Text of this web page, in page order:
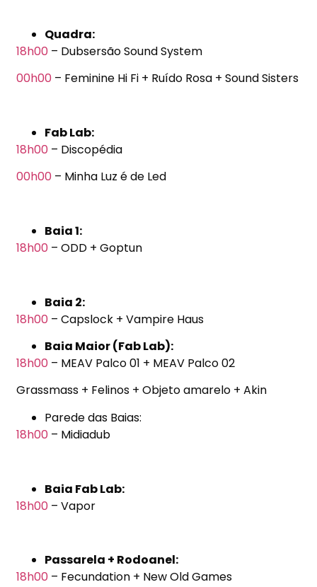
Quadra:
18h00 – Dubsersão Sound System
00h00 – Feminine Hi Fi + Ruído Rosa + Sound Sisters
Fab Lab:
18h00 – Discopédia
00h00 – Minha Luz é de Led
Baia 1:
18h00 – ODD + Goptun
Baia 2:
18h00 – Capslock + Vampire Haus
Baia Maior (Fab Lab):
18h00 – MEAV Palco 01 + MEAV Palco 02
Grassmass + Felinos + Objeto amarelo + Akin
Parede das Baias:
18h00 – Midiadub
Baia Fab Lab:
18h00 – Vapor
Passarela + Rodoanel:
18h00 – Fecundation + New Old Games